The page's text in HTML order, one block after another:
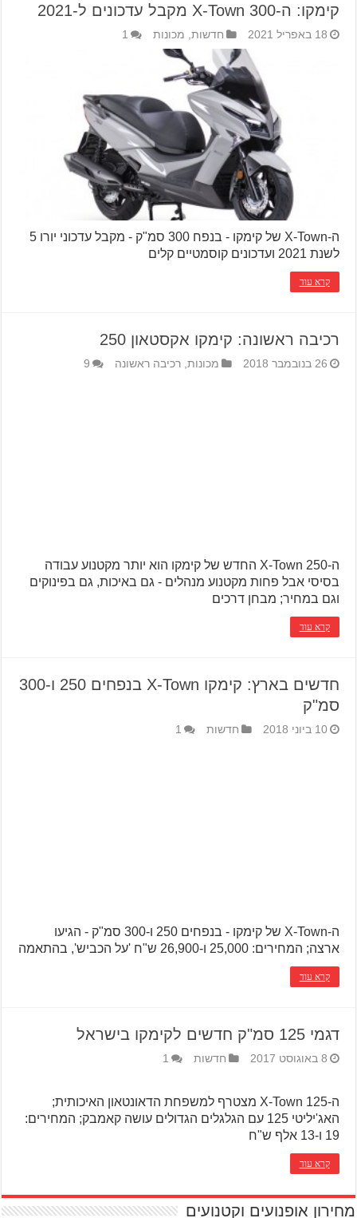
קימקו: ה-X-Town 300 מקבל עדכונים ל-2021
18 באפריל 2021 חדשות מכונות 1
ה-X-Town של קימקו - בנפח 300 סמ"ק - מקבל עדכוני יורו 5
לשנת 2021 ועדכונים קוסמטיים קלים
קרא עוד
רכיבה ראשונה: קימקו אקסטאון 250
26 בנובמבר 2018 מכונות ,רכיבה ראשונה 9
ה-X-Town 250 החדש של קימקו הוא יותר מקטנוע עבודה
בסיסי אבל פחות מקטנוע מנהלים - גם באיכות, גם בפינוקים
וגם במחיר; מבחן דרכים
קרא עוד
חדשים בארץ: קימקו X-Town בנפחים 250 ו-300
סמ"ק
10 ביוני 2018 חדשות 1
ה-X-Town של קימקו - בנפחים 250 ו-300 סמ"ק - הגיעו
ארצה; המחירים: 25,000 ו-26,900 ש"ח 'על הכביש', בהתאמה
קרא עוד
דגמי 125 סמ"ק חדשים לקימקו בישראל
8 באוגוסט 2017 חדשות 1
ה-X-Town 125 מצטרף למשפחת הדאונטאון האיכותית;
האג'יליטי 125 עם הגלגלים הגדולים עושה קאמבק; המחירים:
19 ו-13 אלף ש"ח
קרא עוד
מחירון אופנועים וקטנועים